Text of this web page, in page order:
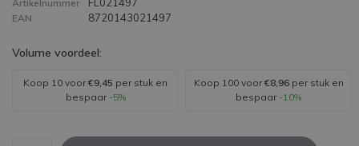
Artikelnummer
EAN 8720143021497
Volume voordeel:
Koop 10 voor€9,45 per stuk en
bespaar -5%
Koop 100 voor€8,96per stuk en
bespaar -10%